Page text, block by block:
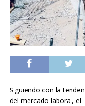
Siguiendo con la
del mercado laboral,